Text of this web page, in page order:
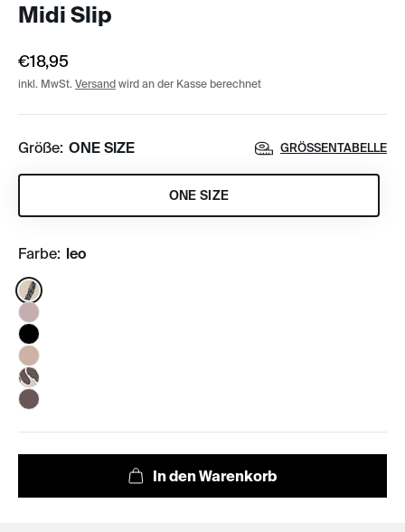
Midi Slip
€18,95
inkl. MwSt. Versand wird an der Kasse berechnet
Größe: ONE SIZE GRÖSSENTABELLE
ONE SIZE
Farbe: leo
Color: